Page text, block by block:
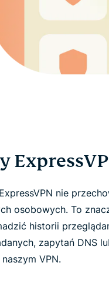
nie
osobowych. To
historii
zapytań DNS
VPN.